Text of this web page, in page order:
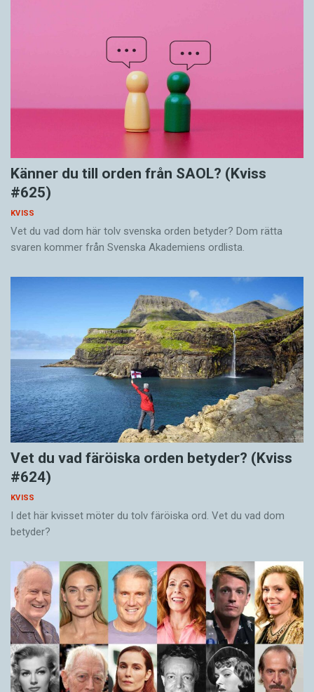
Känner du till orden från SAOL? (Kviss
#625)
KVISS
Vet du vad dom här tolv svenska orden betyder? Dom rätta
svaren kommer från Svenska Akademiens ordlista.
Vet du vad färöiska orden betyder? (Kviss
#624)
KVISS
I det här kvisset möter du tolv färöiska ord. Vet du vad dom
betyder?